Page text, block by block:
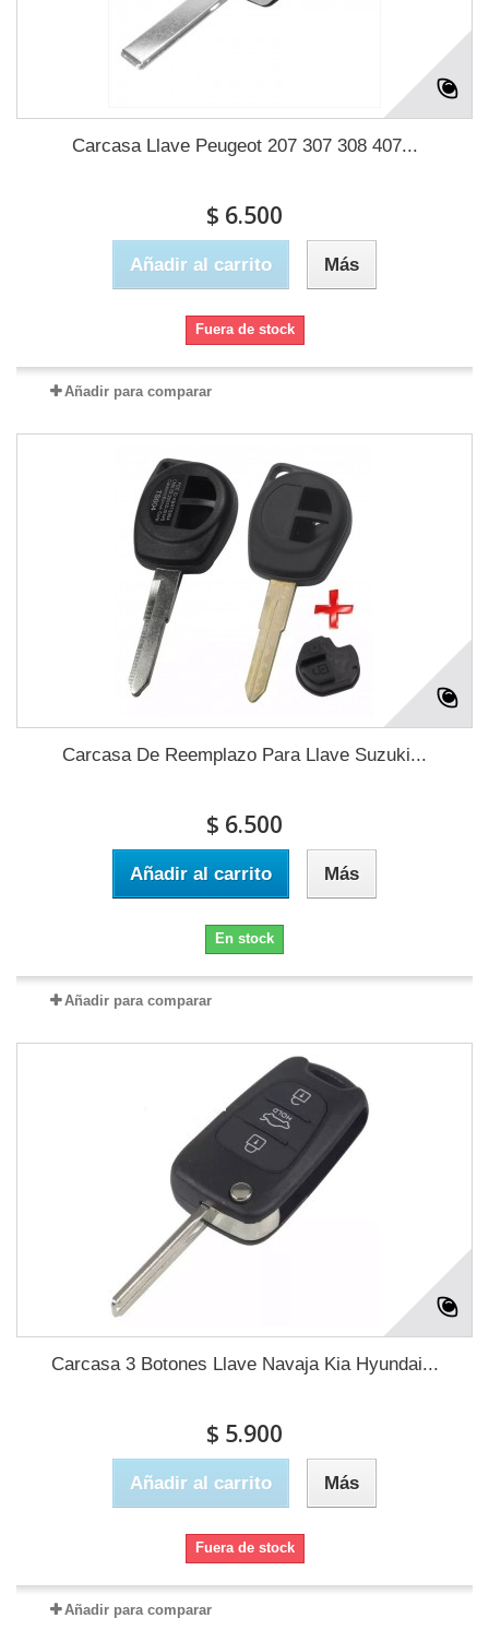
Carcasa Llave Peugeot 207 307 308 407...
$ 6.500
Añadir al carrito Más
Fuera de stock
Añadir para comparar
Carcasa De Reemplazo Para Llave Suzuki...
$ 6.500
Añadir al carrito Más
En stock
Añadir para comparar
Carcasa 3 Botones Llave Navaja Kia Hyundai...
$ 5.900
Añadir al carrito Más
Fuera de stock
Añadir para comparar